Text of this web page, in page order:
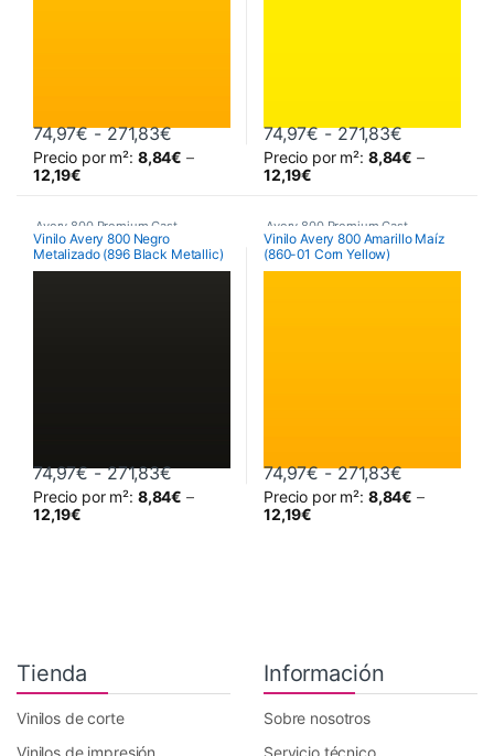
74,97€ - 271,83€Rango de precios: desde 74,97€ hasta
Precio por m²: 8,84€ –
12,19€
Este producto tiene múltiples variantes. Las opciones se
74,97€ - 271,83€Rango de
Precio por m²: 8,84€ –
12,19€
Este producto tiene múltiples
Avery 800 Premium Cast
Vinilo Avery 800 Negro
Metalizado (896 Black Metallic)
74,97€ - 271,83€Rango de precios: desde 74,97€ hasta
Precio por m²: 8,84€ –
12,19€
Este producto tiene múltiples variantes. Las opciones se
Avery 800 Premium Cast
Vinilo Avery 800 Amarillo Maíz
(860-01 Corn Yellow)
74,97€ - 271,83€Rango de
Precio por m²: 8,84€ –
12,19€
Este producto tiene múltiples
Tienda
Vinilos de corte
Vinilos de impresión
Información
Sobre nosotros
Servicio técnico